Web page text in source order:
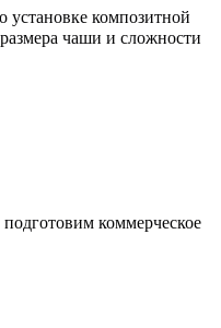
установке композитной
чаши и сложности
коммерческое